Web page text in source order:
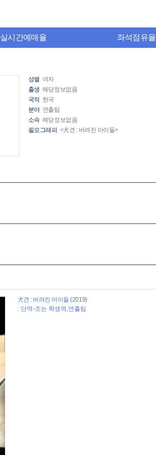
실시간예매율 좌석점유율
성별 여자
출생 해당정보없음
국적 한국
분야 연출팀
소속 해당정보없음
필모그래피 <犬견 : 버려진 아이들>
犬견 : 버려진 아이들 (2019)
: 단역-조는 학생역,연출팀